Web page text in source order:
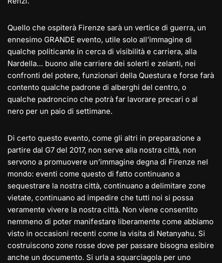
Quello che ospiterà Firenze sarà un vertice di guerra, un
ennesimo GRANDE evento, utile solo all’immagine di
qualche politicante in cerca di visibilità e carriera, alla
Nardella… buono alle carriere dei solerti e zelanti, nei
confronti del potere, funzionari della Questura e forse farà
contento qualche padrone di alberghi del centro, o
qualche padroncino che potrà far lavorare precari o al
nero per un paio di settimane.
Di certo questo evento, come gli altri in preparazione a
partire dal G7 del 2017, non serve alla nostra città, non
servono a promuovere un’immagine degna di Firenze nel
mondo: eventi come questo di fatto continuano a
sequestrare la nostra città, continuano a delimitare zone
vietate, continuano ad impedire che tutti noi si possa
veramente vivere la nostra città. Non viene consentito
nemmeno di poter manifestare liberamente come abbiamo
visto in occasioni recenti come la visita di Netanyahu. Si
costruiscono zone rosse dove per passare bisogna esibire
anche un documento. Si urla a squarciagola per uno